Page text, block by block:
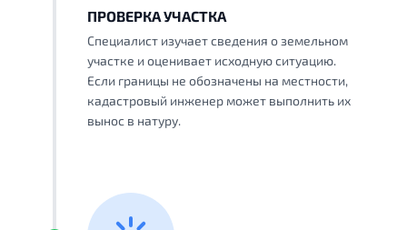
ПРОВЕРКА УЧАСТКА
Специалист изучает сведения о земельном
участке и оценивает исходную ситуацию.
Если границы не обозначены на местности,
кадастровый инженер может выполнить их
вынос в натуру.